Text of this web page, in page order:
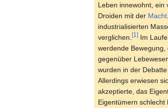
Leben innewohnt, ein
Droiden mit der Macht
industrialisierten
verglichen. [1] Im
werdende
gegenüber
wurden in der
Allerdings erwiesen
akzeptierte, das
Eigentümern schlecht